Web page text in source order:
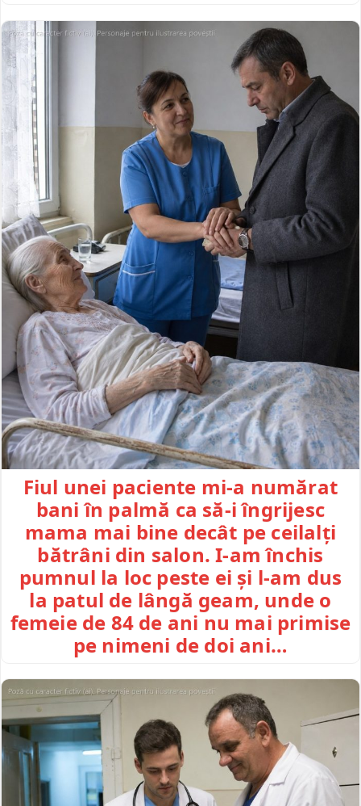
Fiul unei paciente mi-a numărat
bani în palmă ca să-i îngrijesc
mama mai bine decât pe ceilalți
bătrâni din salon. I-am închis
pumnul la loc peste ei și l-am dus
la patul de lângă geam, unde o
femeie de 84 de ani nu mai primise
pe nimeni de doi ani…